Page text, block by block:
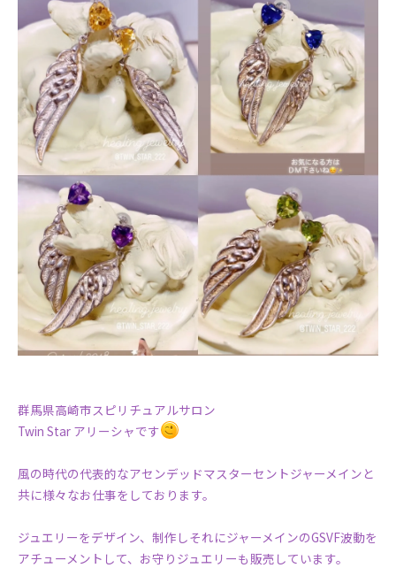
群馬県高崎市スピリチュアルサロン
Twin Star アリーシャです
風の時代の代表的なアセンデッドマスターセントジャーメインと
共に様々なお仕事をしております。
ジュエリーをデザイン、制作しそれにジャーメインのGSVF波動を
アチューメントして、お守りジュエリーも販売しています。